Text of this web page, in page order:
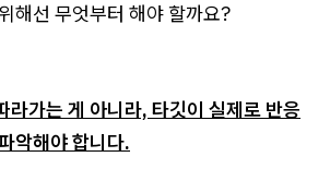
해선 무엇부터 해야 할까요?
라가는 게 아니라, 타깃이 실제로 반응
악해야 합니다.